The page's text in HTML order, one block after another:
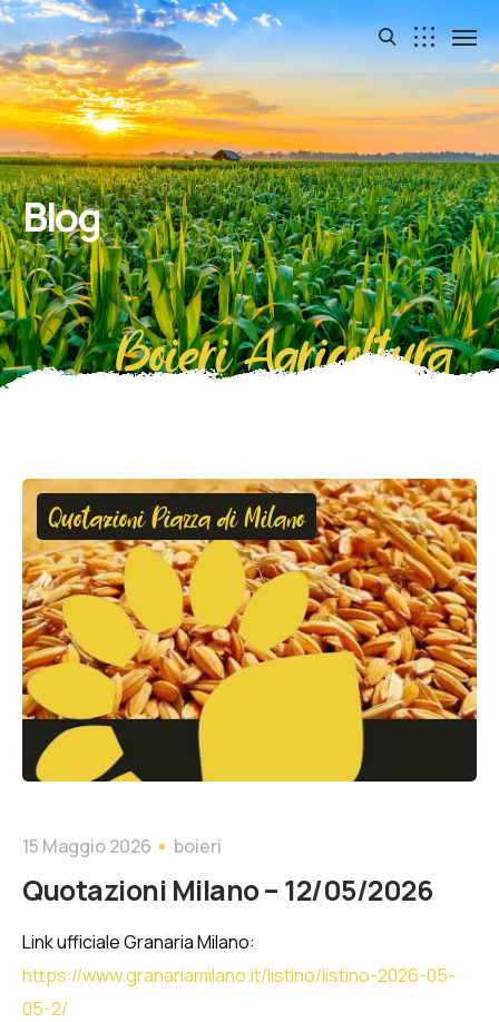
Blog
Boieri Agricoltura
Quotazioni Piazza di Milano
15 Maggio 2026 boieri
Quotazioni Milano – 12/05/2026
Link ufficiale Granaria Milano:
https://www.granariamilano.it/listino/listino-2026-05-
05-2/